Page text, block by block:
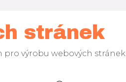
stránek
výrobu webových stránek.